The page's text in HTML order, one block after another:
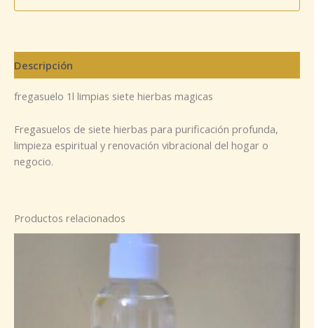
Descripción
fregasuelo 1l limpias siete hierbas magicas
Fregasuelos de siete hierbas para purificación profunda,
limpieza espiritual y renovación vibracional del hogar o
negocio.
Productos relacionados